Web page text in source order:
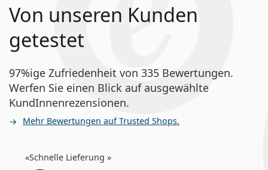
Von unseren Kunden
getestet
97%ige Zufriedenheit von 335 Bewertungen.
Werfen Sie einen Blick auf ausgewählte
KundInnenrezensionen.
Mehr Bewertungen auf Trusted Shops.
Schnelle Lieferung